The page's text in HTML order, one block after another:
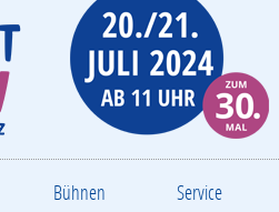
Bühnen Service